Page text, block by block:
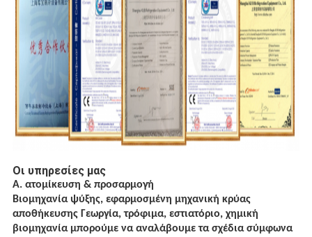
Οι υπηρεσίες μας
Α. ατομίκευση & προσαρμογή
Βιομηχανία ψύξης, εφαρμοσμένη μηχανική κρύας
αποθήκευσης Γεωργία, τρόφιμα, εστιατόριο, χημική
βιομηχανία μπορούμε να αναλάβουμε τα σχέδια σύμφωνα